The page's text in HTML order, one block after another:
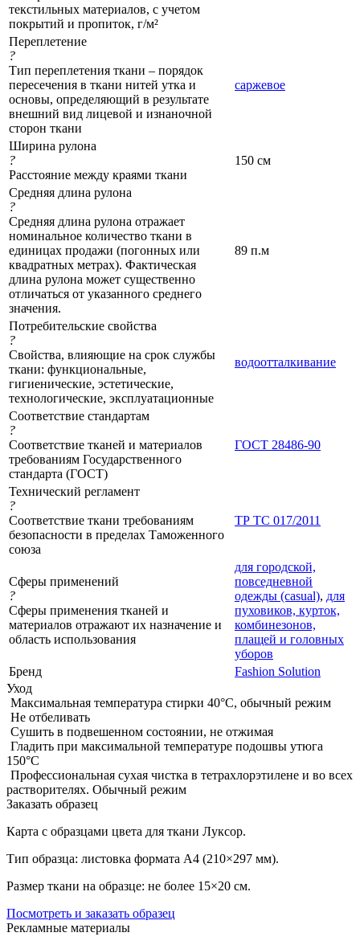
текстильных материалов, с учетом
покрытий и пропиток, г/м²
Переплетение
?
Тип переплетения ткани – порядок
пересечения в ткани нитей утка и
основы, определяющий в результате
внешний вид лицевой и изнаночной
сторон ткани
саржевое
Ширина рулона
?
Расстояние между краями ткани
150 см
Средняя длина рулона
?
Средняя длина рулона отражает
номинальное количество ткани в
единицах продажи (погонных или
квадратных метрах). Фактическая
длина рулона может существенно
отличаться от указанного среднего
значения.
89 п.м
Потребительские свойства
?
Свойства, влияющие на срок службы
ткани: функциональные,
гигиенические, эстетические,
технологические, эксплуатационные
водоотталкивание
Соответствие стандартам
?
Соответствие тканей и материалов
требованиям Государственного
стандарта (ГОСТ)
ГОСТ 28486-90
Технический регламент
?
Соответствие ткани требованиям
безопасности в пределах Таможенного
союза
ТР ТС 017/2011
Сферы применений
?
Сферы применения тканей и
материалов отражают их назначение и
область использования
для городской,
повседневной
одежды (casual), для
пуховиков, курток,
комбинезонов,
плащей и головных
уборов
Бренд
Fashion Solution
Уход
Максимальная температура стирки 40°C, обычный режим
Не отбеливать
Сушить в подвешенном состоянии, не отжимая
Гладить при максимальной температуре подошвы утюга
150°С
Профессиональная сухая чистка в тетрахлорэтилене и во всех
растворителях. Обычный режим
Заказать образец
Карта с образцами цвета для ткани Луксор.
Тип образца: листовка формата А4 (210×297 мм).
Размер ткани на образце: не более 15×20 см.
Посмотреть и заказать образец
Рекламные материалы